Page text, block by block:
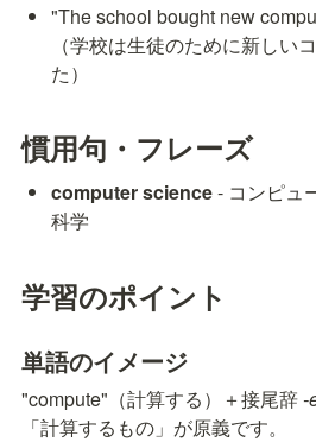
"The school bought new
（学校は生徒のために新しい
た）
慣用句・フレーズ
computer science - コンピュ
科学
学習のポイント
単語のイメージ
"compute"（計算する）＋接尾辞 -
「計算するもの」が原義です。